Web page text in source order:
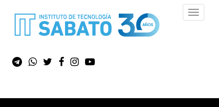
Toggle